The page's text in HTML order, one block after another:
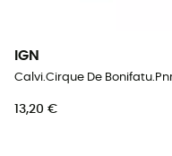
IGN
13,20 €